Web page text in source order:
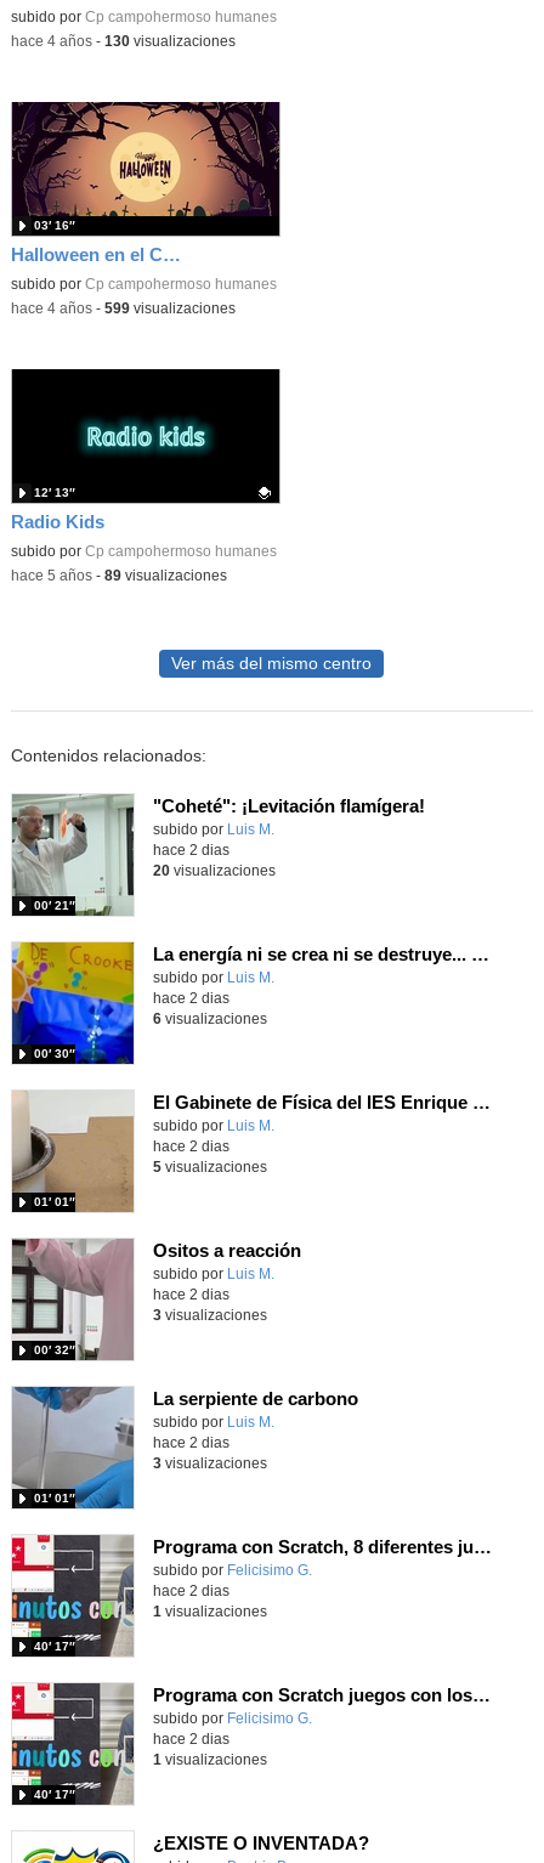
subido por Cp campohermoso humanes
-hace 4 años- 130visualizaciones
Halloween en el CEIP Campohermoso
subido por Cp campohermoso humanes
03′ 16″
-hace 4 años- 599visualizaciones
Radio Kids
Contenido educativo.
subido por Cp campohermoso humanes
12′ 13″
-hace 5 años- 89visualizaciones
Ver más del mismo centro
Contenidos relacionados:
"Coheté": ¡Levitación flamígera!
Contenido educativo.
subido por Luis M.
00′ 21″
hace 2 dias
20visualizaciones
La energía ni se crea ni se destruye... ¡se experimenta! El Tierno en la Feria Madrid es Ciencia 2026
Contenido educativo.
subido por Luis M.
00′ 30″
hace 2 dias
6visualizaciones
El Gabinete de Física del IES Enrique Tierno Galván de Parla (Curso 25-26)
Contenido educativo.
subido por Luis M.
01′ 01″
hace 2 dias
5visualizaciones
Ositos a reacción
Contenido educativo.
subido por Luis M.
00′ 32″
hace 2 dias
3visualizaciones
La serpiente de carbono
Contenido educativo.
subido por Luis M.
01′ 01″
hace 2 dias
3visualizaciones
Programa con Scratch, 8 diferentes juegos para vivir la emoción de los partidos de España en el mundial 2026
Contenido educativo.
subido por Felicisimo G.
40′ 17″
hace 2 dias
1 visualizaciones
Programa con Scratch juegos con los partidos del mundial 2026 ganados por España
Contenido educativo.
subido por Felicisimo G.
40′ 17″
hace 2 dias
1 visualizaciones
¿EXISTE O INVENTADA?